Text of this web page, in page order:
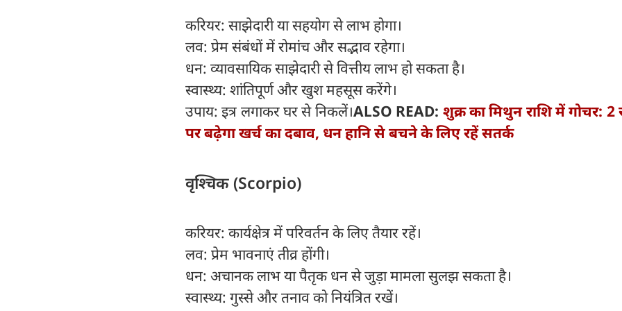
करियर: साझेदारी या सहयोग से लाभ होगा।
लव: प्रेम संबंधों में रोमांच और सद्भाव रहेगा।
धन: व्यावसायिक साझेदारी से वित्तीय लाभ हो सकता है।
स्वास्थ्य: शांतिपूर्ण और खुश महसूस करेंगे।
उपाय: इत्र लगाकर घर से निकलें।ALSO READ: शुक्र का मिथुन राशि में गोचर: 2
पर बढ़ेगा खर्च का दबाव, धन हानि से बचने के लिए रहें सतर्क
वृश्चिक (Scorpio)
करियर: कार्यक्षेत्र में परिवर्तन के लिए तैयार रहें।
लव: प्रेम भावनाएं तीव्र होंगी।
धन: अचानक लाभ या पैतृक धन से जुड़ा मामला सुलझ सकता है।
स्वास्थ्य: गुस्से और तनाव को नियंत्रित रखें।